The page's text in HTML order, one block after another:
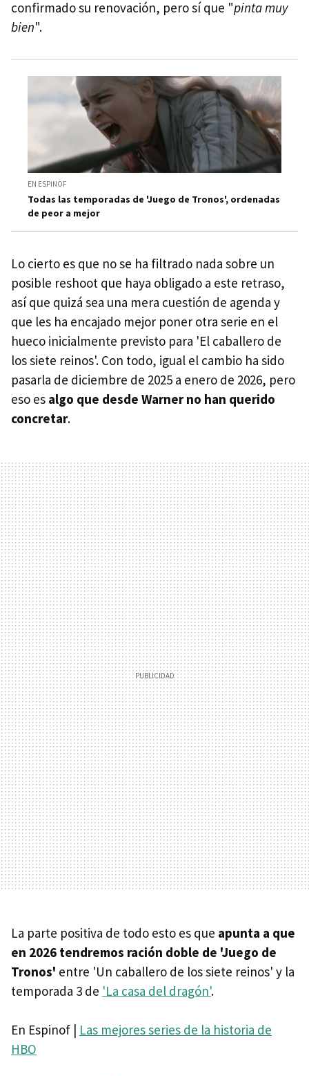
confirmado su renovación, pero sí que "pinta muy
bien".
EN ESPINOF
Todas las temporadas de 'Juego de Tronos', ordenadas
de peor a mejor
Lo cierto es que no se ha filtrado nada sobre un
posible reshoot que haya obligado a este retraso,
así que quizá sea una mera cuestión de agenda y
que les ha encajado mejor poner otra serie en el
hueco inicialmente previsto para 'El caballero de
los siete reinos'. Con todo, igual el cambio ha sido
pasarla de diciembre de 2025 a enero de 2026, pero
eso es algo que desde Warner no han querido
concretar.
La parte positiva de todo esto es que apunta a que
en 2026 tendremos ración doble de 'Juego de
Tronos' entre 'Un caballero de los siete reinos' y la
temporada 3 de 'La casa del dragón'.
En Espinof | Las mejores series de la historia de
HBO